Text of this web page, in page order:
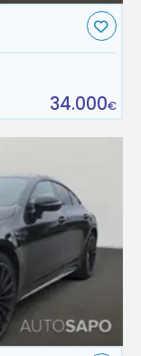
34.000€